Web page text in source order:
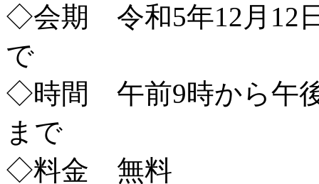
◇会期 令和5年12月12
で
◇時間 午前9時から午
まで
◇料金 無料